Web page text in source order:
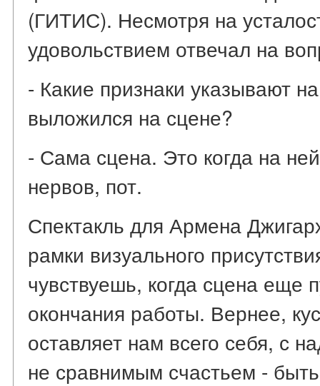
(ГИТИС). Несмотря на
удовольствием отвечал на
- Какие признаки указывают
выложился на сцене?
- Сама сцена. Это когда на
нервов, пот.
Спектакль для Армена
рамки визуального
чувствуешь, когда сцена еще
окончания работы. Вернее,
оставляет нам всего себя, с
не сравнимым счастьем -